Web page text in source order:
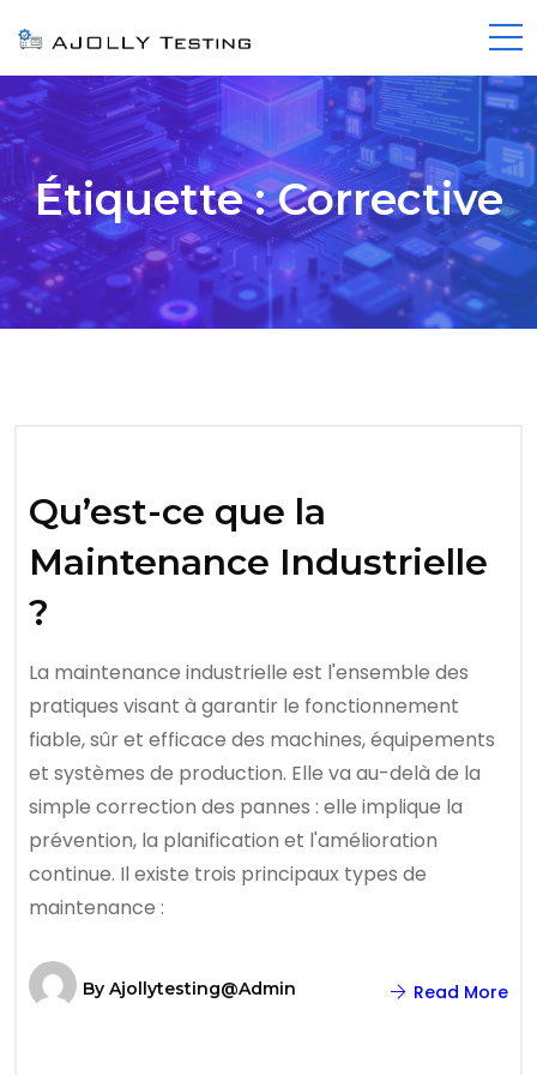
Étiquette :Corrective
Qu’est-ce que la
Maintenance Industrielle
?
La maintenance industrielle est l'ensemble des
pratiques visant à garantir le fonctionnement
fiable, sûr et efficace des machines, équipements
et systèmes de production. Elle va au-delà de la
simple correction des pannes : elle implique la
prévention, la planification et l'amélioration
continue. Il existe trois principaux types de
maintenance :
By Ajollytesting@admin Read More